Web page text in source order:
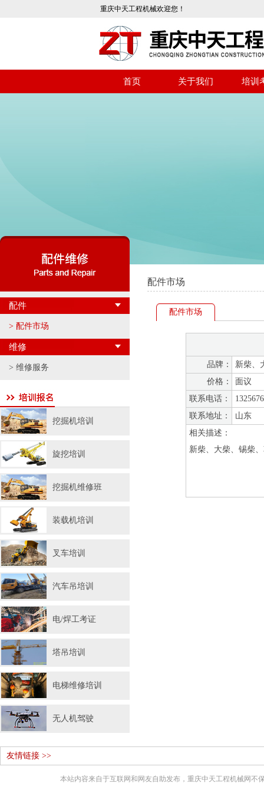
重庆中天工程机械欢迎您！
首页 关于我们 培训
配件
> 配件市场
维修
> 维修服务
挖掘机培训
旋挖培训
挖掘机维修班
装载机培训
叉车培训
汽车吊培训
电/焊工考证
塔吊培训
电梯维修培训
无人机驾驶
配件市场
配件市场
品牌：
新柴、
价格：
面议
联系电话：
联系地址：
山东
相关描述：
新柴、大柴、锡柴
友情链接 >>
本站内容来自于互联网和网友自助发布，重庆中天工程机械网